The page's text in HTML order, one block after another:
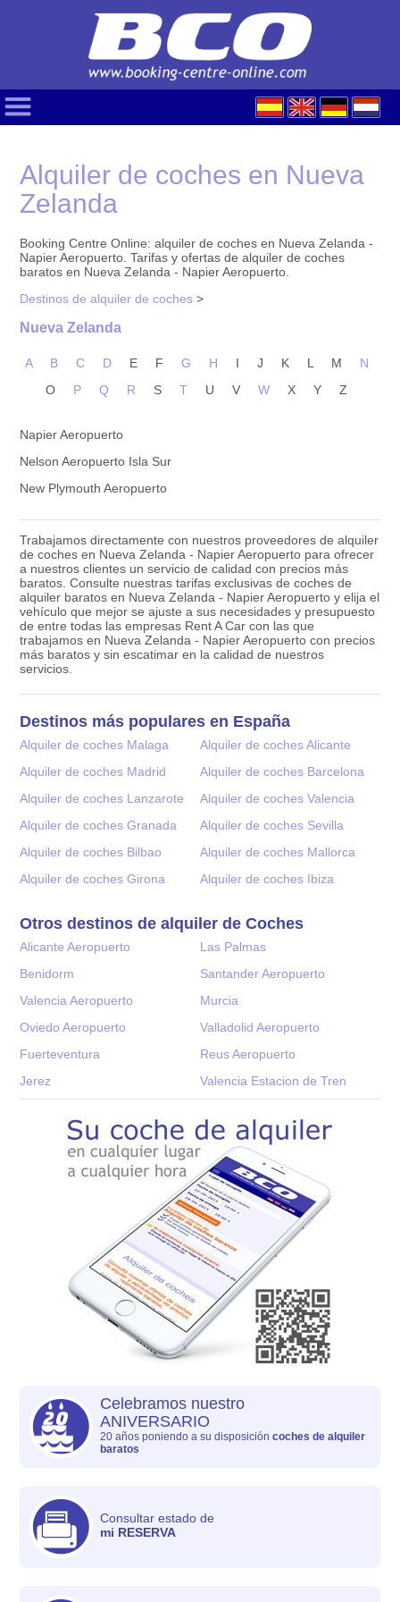
Alquiler de coches en Nueva
Zelanda
Booking Centre Online: alquiler de coches en Nueva Zelanda -
Napier Aeropuerto. Tarifas y ofertas de alquiler de coches
baratos en Nueva Zelanda - Napier Aeropuerto.
Destinos de alquiler de coches >
Nueva Zelanda
A B C D E F G H I J K L M
N
O
P Q R S T U V W X Y Z
Napier Aeropuerto
Nelson Aeropuerto Isla Sur
New Plymouth Aeropuerto
Trabajamos directamente con nuestros proveedores de alquiler
de coches en Nueva Zelanda - Napier Aeropuerto para ofrecer
a nuestros clientes un servicio de calidad con precios más
baratos. Consulte nuestras tarifas exclusivas de coches de
alquiler baratos en Nueva Zelanda - Napier Aeropuerto y elija el
vehículo que mejor se ajuste a sus necesidades y presupuesto
de entre todas las empresas Rent A Car con las que
trabajamos en Nueva Zelanda - Napier Aeropuerto con precios
más baratos y sin escatimar en la calidad de nuestros
servicios.
Destinos más populares en España
Alquiler de coches Malaga
Alquiler de coches Alicante
Alquiler de coches Madrid
Alquiler de coches Barcelona
Alquiler de coches Lanzarote
Alquiler de coches Valencia
Alquiler de coches Granada
Alquiler de coches Sevilla
Alquiler de coches Bilbao
Alquiler de coches Mallorca
Alquiler de coches Girona
Alquiler de coches Ibiza
Otros destinos de alquiler de Coches
Alicante Aeropuerto
Las Palmas
Benidorm
Santander Aeropuerto
Valencia Aeropuerto
Murcia
Oviedo Aeropuerto
Valladolid Aeropuerto
Fuerteventura
Reus Aeropuerto
Jerez
Valencia Estacion de Tren
Celebramos nuestro
ANIVERSARIO
20 años poniendo a su disposicióncoches de alquiler
baratos
Consultar estado de
mi RESERVA